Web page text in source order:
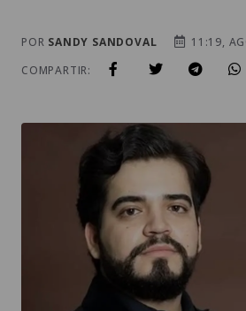
POR SANDY SANDOVAL
11:19,
COMPARTIR: